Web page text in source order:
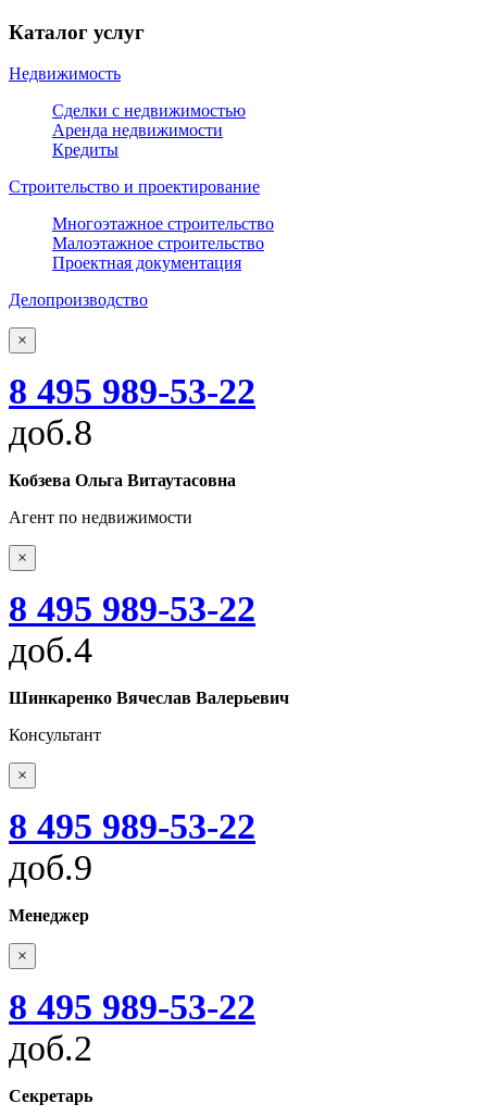
Каталог услуг
Недвижимость
Сделки с недвижимостью
Аренда недвижимости
Кредиты
Строительство и проектирование
Многоэтажное строительство
Малоэтажное строительство
Проектная документация
Делопроизводство
×
8 495 989-53-22
доб.8
Кобзева Ольга Витаутасовна
Агент по недвижимости
×
8 495 989-53-22
доб.4
Шинкаренко Вячеслав Валерьевич
Консультант
×
8 495 989-53-22
доб.9
Менеджер
×
8 495 989-53-22
доб.2
Секретарь